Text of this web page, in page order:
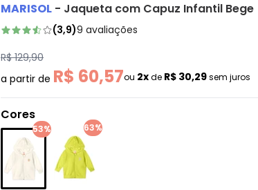
MARISOL - Jaqueta com Capuz Infantil Bege
(3,9)9 avaliações
R$ 129,90
a partir de R$ 60,57ou 2xde R$ 30,29sem juros
Cores
53% 63%